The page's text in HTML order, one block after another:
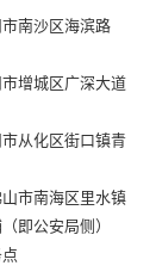
南沙区海滨路
增城区广深大道
从化区街口镇青
市南海区里水镇
即公安局侧）